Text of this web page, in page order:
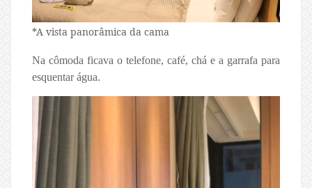
*A vista panorâmica da cama
Na cômoda ficava o telefone, café, chá e a garrafa para
esquentar água.